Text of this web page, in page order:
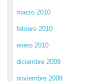
marzo 2010
febrero 2010
enero 2010
diciembre 2009
noviembre 2009